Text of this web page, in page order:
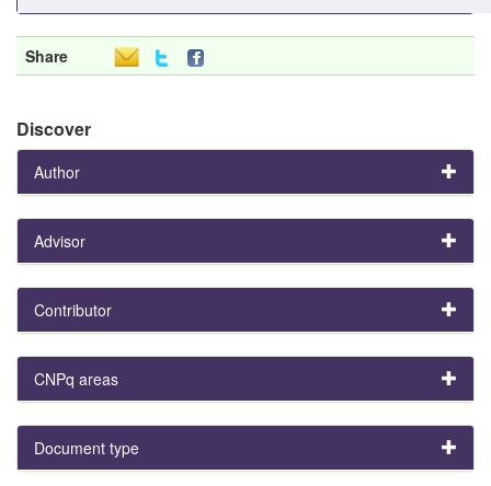
Share
Discover
Author
Advisor
Contributor
CNPq areas
Document type